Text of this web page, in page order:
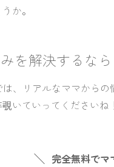
か。
を解決するなら
は、リアルなママから
いていってくださいね！
完全無料でマ